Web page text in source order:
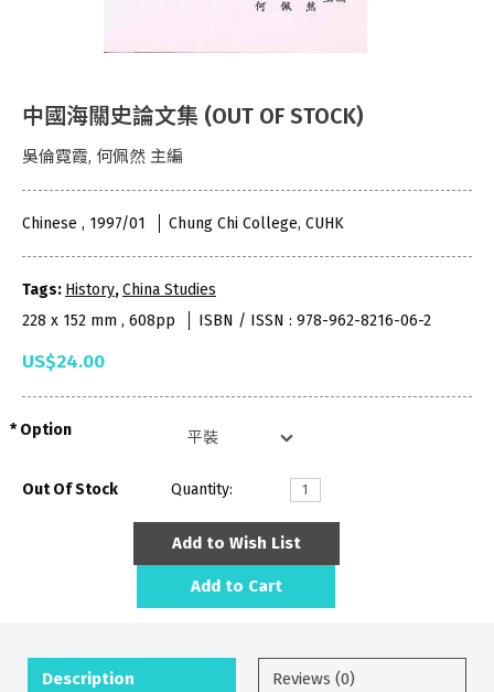
中國海關史論文集 (OUT OF STOCK)
吳倫霓霞, 何佩然 主編
Chinese , 1997/01 Chung Chi College, CUHK
Tags: History,China Studies
228 x 152 mm , 608pp
ISBN / ISSN : 978-962-8216-06-2
US$24.00
Option
Out Of Stock Quantity:
Add to Wish List
Add to Cart
Description Reviews (0)